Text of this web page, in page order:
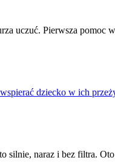
uczuć. Pierwsza pomoc
dziecko w ich
silnie, naraz i bez filtra.